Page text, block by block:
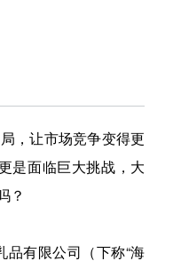
，让市场竞争变得更
是面临巨大挑战，大
？
有限公司（下称“海